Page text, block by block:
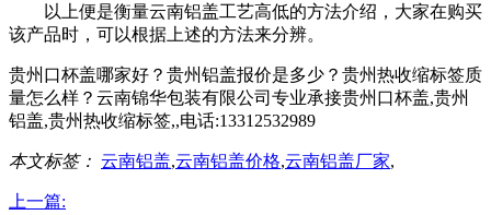
以上便是衡量云南铝盖工艺高低的方法介绍，大家在购买
该产品时，可以根据上述的方法来分辨。
贵州口杯盖哪家好？贵州铝盖报价是多少？贵州热收缩标签质
量怎么样？云南锦华包装有限公司专业承接贵州口杯盖,贵州
铝盖,贵州热收缩标签,,电话:13312532989
本文标签： 云南铝盖,云南铝盖价格,云南铝盖厂家,
上一篇: